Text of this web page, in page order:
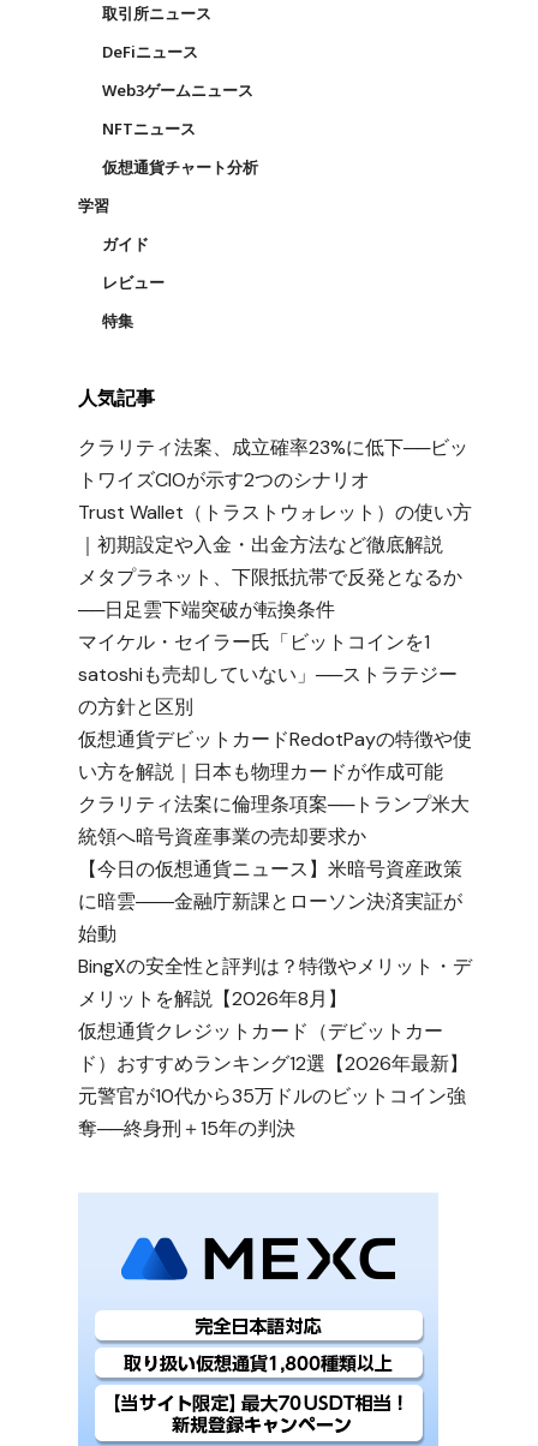
取引所ニュース
DeFiニュース
Web3ゲームニュース
NFTニュース
仮想通貨チャート分析
学習
ガイド
レビュー
特集
人気記事
クラリティ法案、成立確率23%に低下──ビッ
トワイズCIOが示す2つのシナリオ
Trust Wallet（トラストウォレット）の使い方
｜初期設定や入金・出金方法など徹底解説
メタプラネット、下限抵抗帯で反発となるか
──日足雲下端突破が転換条件
マイケル・セイラー氏「ビットコインを1
satoshiも売却していない」──ストラテジー
の方針と区別
仮想通貨デビットカードRedotPayの特徴や使
い方を解説｜日本も物理カードが作成可能
クラリティ法案に倫理条項案──トランプ米大
統領へ暗号資産事業の売却要求か
【今日の仮想通貨ニュース】米暗号資産政策
に暗雲――金融庁新課とローソン決済実証が
始動
BingXの安全性と評判は？特徴やメリット・デ
メリットを解説【2026年8月】
仮想通貨クレジットカード（デビットカー
ド）おすすめランキング12選【2026年最新】
元警官が10代から35万ドルのビットコイン強
奪──終身刑＋15年の判決